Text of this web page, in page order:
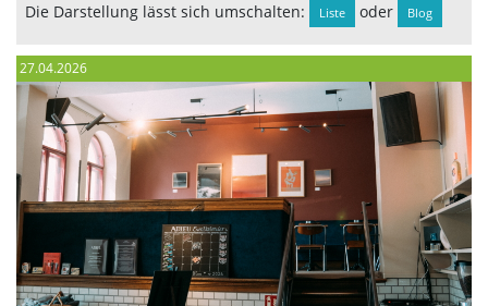
Die Darstellung lässt sich umschalten:
Liste oder Blog
27.04.2026